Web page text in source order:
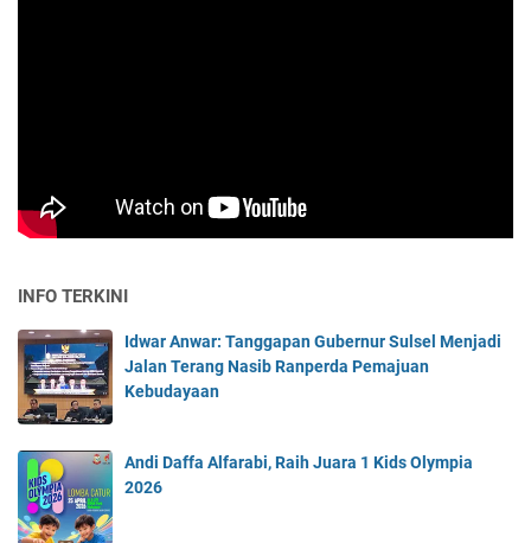
INFO TERKINI
Idwar Anwar: Tanggapan Gubernur Sulsel Menjadi
Jalan Terang Nasib Ranperda Pemajuan
Kebudayaan
Andi Daffa Alfarabi, Raih Juara 1 Kids Olympia
2026